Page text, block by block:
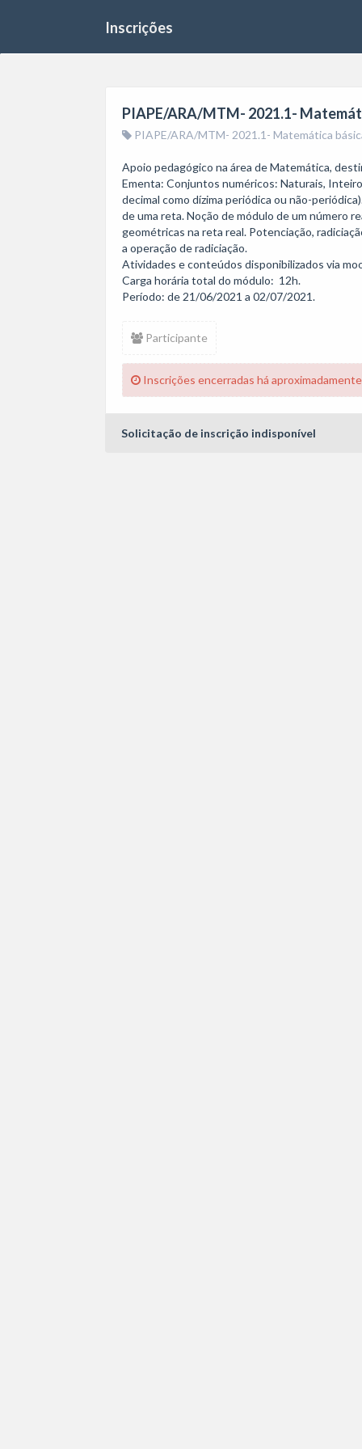
Inscrições
PIAPE/ARA/MTM- 2021.1-
PIAPE/ARA/MTM- 2021.1- Matemática
Apoio pedagógico na área de Matemática,
Ementa: Conjuntos numéricos: Naturais,
decimal como dízima periódica ou não-
de uma reta. Noção de módulo de um número
geométricas na reta real. Potenciação,
a operação de radiciação.
Atividades e conteúdos disponibilizados via
Carga horária total do módulo:  12h.
Participante
Inscrições encerradas há
Solicitação de inscrição indisponível